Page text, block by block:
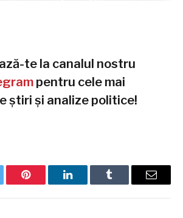
te la canalul nostru
pentru cele mai
știri și analize politice!
Pinterest LinkedInTumblr Email